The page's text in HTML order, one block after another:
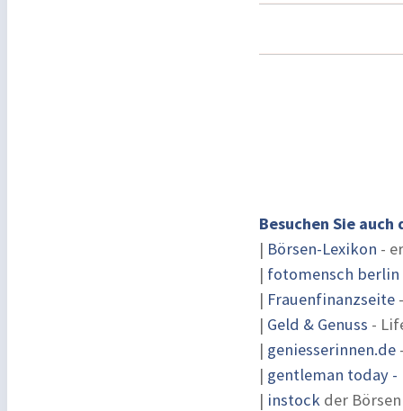
Besuchen Sie
| Börsen-Lexikon -
| fotomensch berlin
| Frauenfinanzseite
| Geld & Genuss -
| geniesserinnen.de
| gentleman today -
| instock der